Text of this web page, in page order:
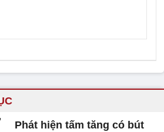
Phát hiện tấm tăng có bút